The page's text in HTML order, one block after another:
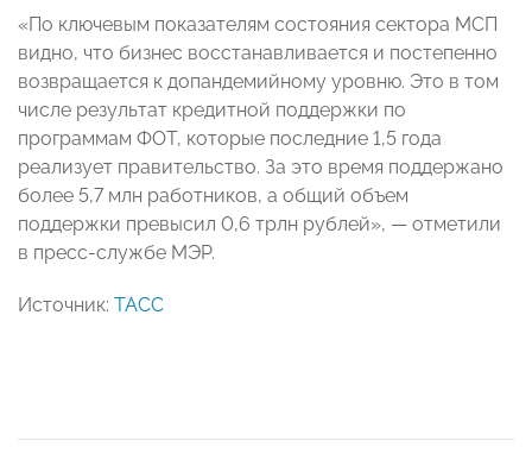
«По ключевым показателям состояния сектора МСП
видно, что бизнес восстанавливается и постепенно
возвращается к допандемийному уровню. Это в том
числе результат кредитной поддержки по
программам ФОТ, которые последние 1,5 года
реализует правительство. За это время поддержано
более 5,7 млн работников, а общий объем
поддержки превысил 0,6 трлн рублей», — отметили
в пресс-службе МЭР.
Источник: ТАСС